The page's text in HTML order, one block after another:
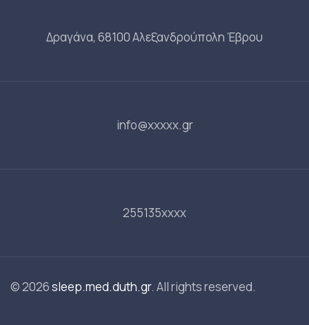
Δραγάνα, 68100 Αλεξανδρούπολη Έβρου
info@xxxxx.gr
255135xxxx
© 2026sleep.med.duth.gr. All rights reserved.